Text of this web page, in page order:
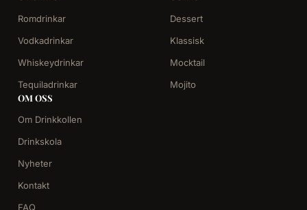
Romdrinkar
Vodkadrinkar
Whiskeydrinkar
Tequiladrinkar
Dessert
Klassisk
Mocktail
Mojito
OM OSS
Om Drinkkollen
Drinkskola
Nyheter
Kontakt
FAQ